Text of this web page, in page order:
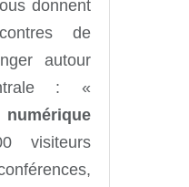
donnent
de
autour
: «
numérique
visiteurs